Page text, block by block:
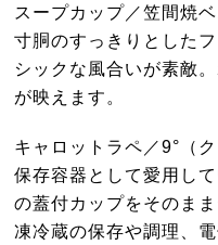
スープカップ／笠間焼
寸胴のすっきりとした
シックな風合いが素敵
が映えます。
キャロットラペ／9°（
保存容器として愛用し
の蓋付カップをそのま
凍冷蔵の保存や調理、